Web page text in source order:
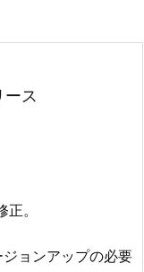
前へ
ス
正。
ョンアップの必要